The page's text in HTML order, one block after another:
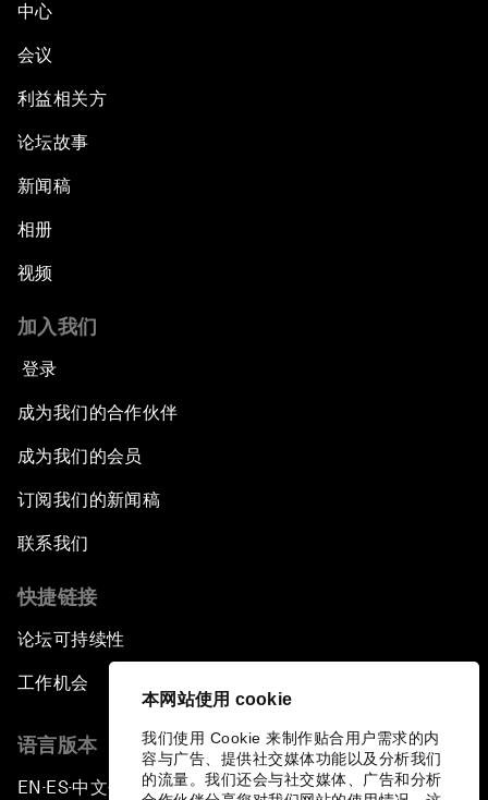
本网站使用 cookie
我们使用 Cookie 来制作贴合用户需求的内
容与广告、提供社交媒体功能以及分析我们
的流量。我们还会与社交媒体、广告和分析
中心
会议
利益相关方
论坛故事
新闻稿
相册
视频
加入我们
登录
成为我们的合作伙伴
成为我们的会员
订阅我们的新闻稿
联系我们
快捷链接
论坛可持续性
工作机会
语言版本
EN ▪ES▪中文▪ 日本語